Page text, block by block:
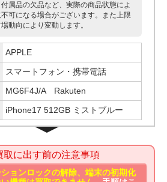
属品の欠品など、実際の商品状態によ
可になる場合がございます。また上限
動向により変動します。
APPLE
スマートフォン・携帯電話
MG6F4J/A Rakuten
iPhone17 512GB ミストブルー
取に出す前の注意事項
ョンロックの解除、端末の初期化